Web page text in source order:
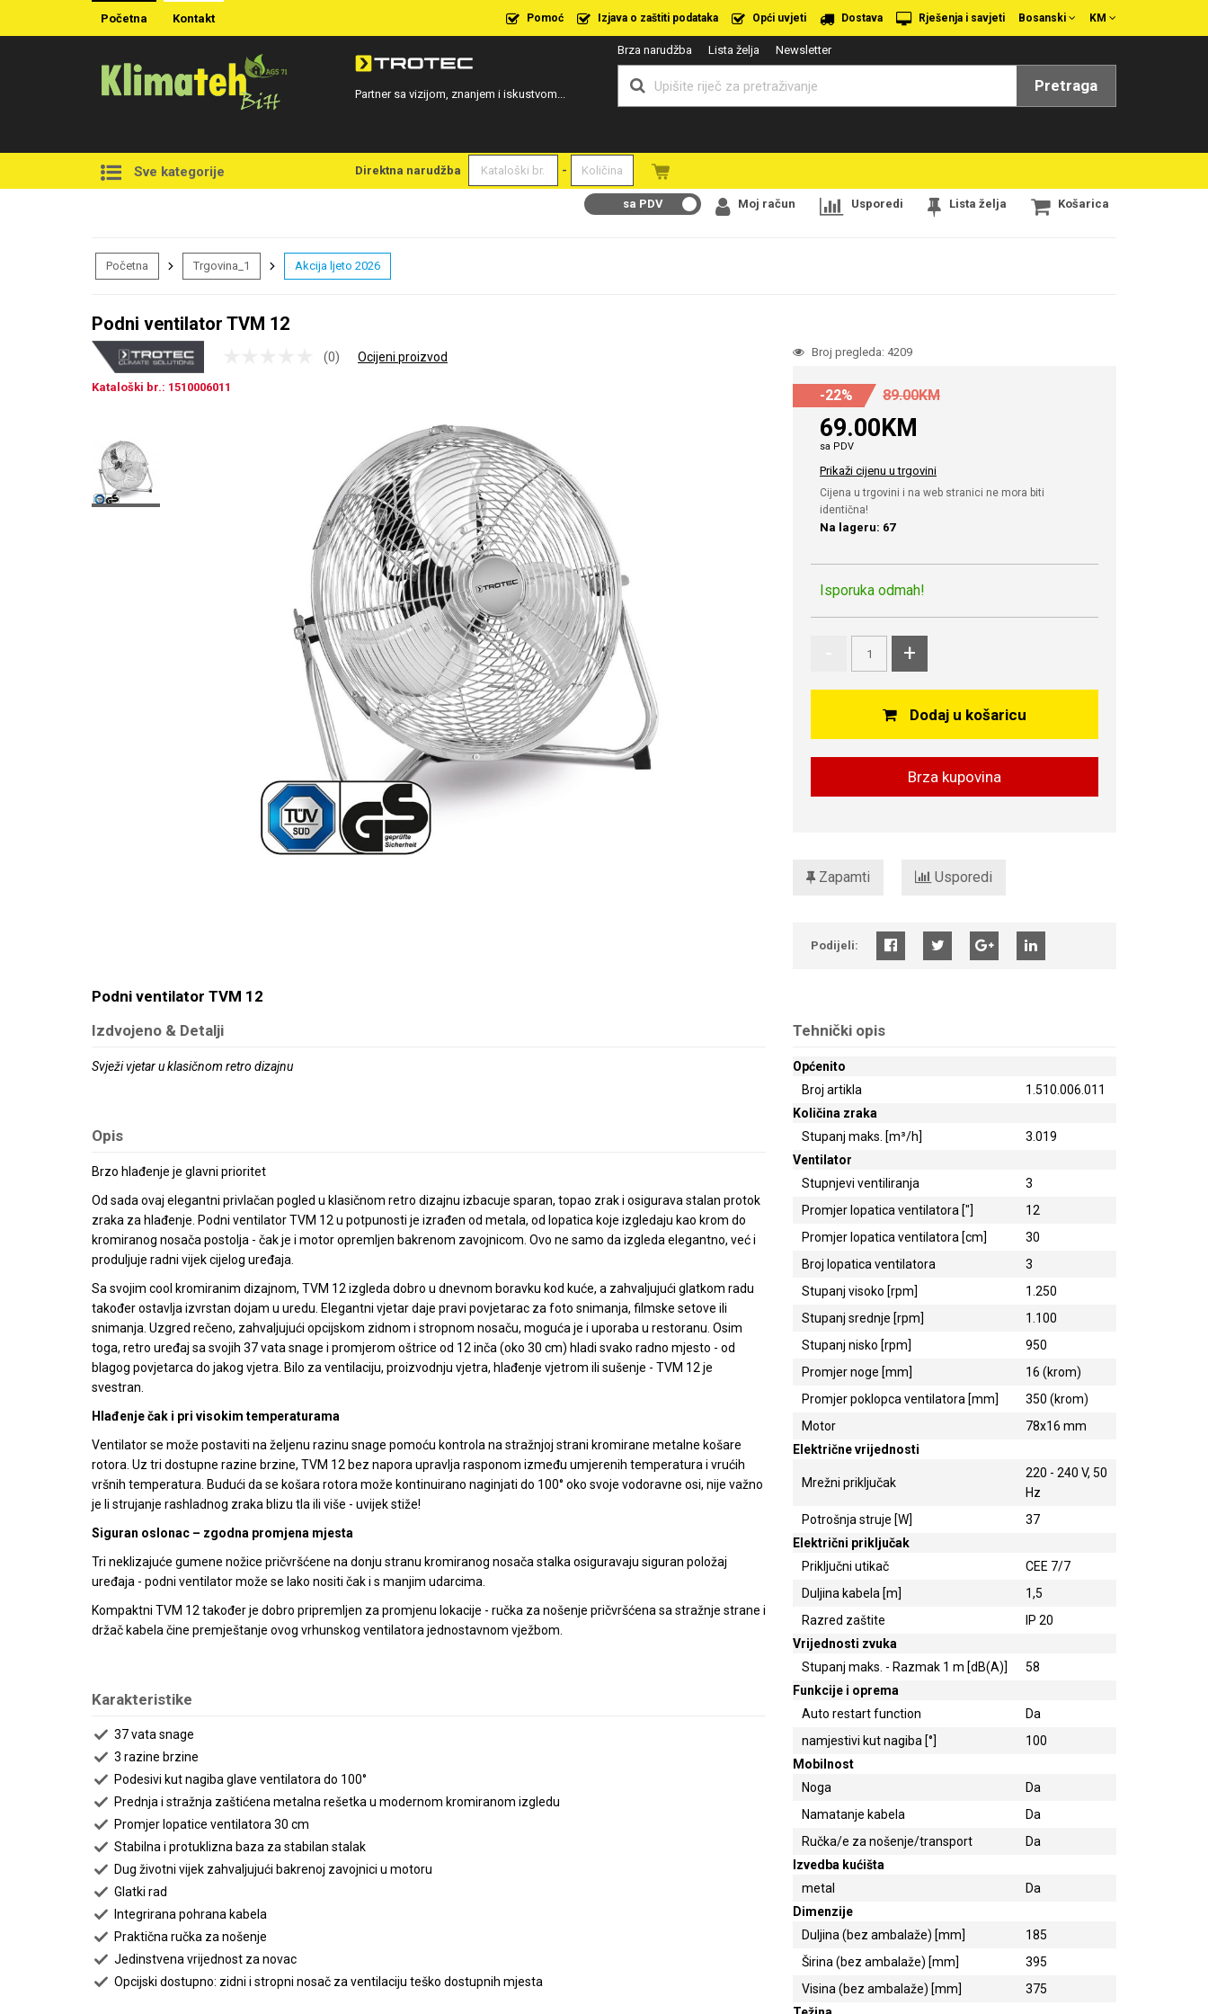
Početna Kontakt KM
Bosanski
Pomoć Izjava o zaštiti podataka Opći uvjeti Dostava Rješenja i savjeti
Partner sa vizijom, znanjem i iskustvom...
Brza narudžba Lista želja Newsletter
Pretraga
Sve kategorije Direktna narudžba -
sa PDV Moj račun Usporedi Lista želja Košarica
Početna Trgovina_1 Akcija ljeto 2026
Podni ventilator TVM 12
(0) Ocijeni proizvod
Kataloški br.: 1510006011
Broj pregleda: 4209
-22% 89.00KM
69.00KM
sa PDV
Prikaži cijenu u trgovini
Cijena u trgovini i na web stranici ne mora biti
identična!
Na lageru: 67
Isporuka odmah!
+
Dodaj u košaricu
Brza kupovina
Zapamti Usporedi
Podijeli:
Podni ventilator TVM 12
Izdvojeno & Detalji
Svježi vjetar u klasičnom retro dizajnu
Opis
Brzo hlađenje je glavni prioritet
Od sada ovaj elegantni privlačan pogled u klasičnom retro dizajnu izbacuje sparan, topao zrak i osigurava stalan protok
zraka za hlađenje. Podni ventilator TVM 12 u potpunosti je izrađen od metala, od lopatica koje izgledaju kao krom do
kromiranog nosača postolja - čak je i motor opremljen bakrenom zavojnicom. Ovo ne samo da izgleda elegantno, već i
produljuje radni vijek cijelog uređaja.
Sa svojim cool kromiranim dizajnom, TVM 12 izgleda dobro u dnevnom boravku kod kuće, a zahvaljujući glatkom radu
također ostavlja izvrstan dojam u uredu. Elegantni vjetar daje pravi povjetarac za foto snimanja, filmske setove ili
snimanja. Uzgred rečeno, zahvaljujući opcijskom zidnom i stropnom nosaču, moguća je i uporaba u restoranu. Osim
toga, retro uređaj sa svojih 37 vata snage i promjerom oštrice od 12 inča (oko 30 cm) hladi svako radno mjesto - od
blagog povjetarca do jakog vjetra. Bilo za ventilaciju, proizvodnju vjetra, hlađenje vjetrom ili sušenje - TVM 12 je
svestran.
Hlađenje čak i pri visokim temperaturama
Ventilator se može postaviti na željenu razinu snage pomoću kontrola na stražnjoj strani kromirane metalne košare
rotora. Uz tri dostupne razine brzine, TVM 12 bez napora upravlja rasponom između umjerenih temperatura i vrućih
vršnih temperatura. Budući da se košara rotora može kontinuirano naginjati do 100° oko svoje vodoravne osi, nije važno
je li strujanje rashladnog zraka blizu tla ili više - uvijek stiže!
Siguran oslonac – zgodna promjena mjesta
Tri neklizajuće gumene nožice pričvršćene na donju stranu kromiranog nosača stalka osiguravaju siguran položaj
uređaja - podni ventilator može se lako nositi čak i s manjim udarcima.
Kompaktni TVM 12 također je dobro pripremljen za promjenu lokacije - ručka za nošenje pričvršćena sa stražnje strane i
držač kabela čine premještanje ovog vrhunskog ventilatora jednostavnom vježbom.
Karakteristike
37 vata snage
3 razine brzine
Podesivi kut nagiba glave ventilatora do 100°
Prednja i stražnja zaštićena metalna rešetka u modernom kromiranom izgledu
Promjer lopatice ventilatora 30 cm
Stabilna i protuklizna baza za stabilan stalak
Dug životni vijek zahvaljujući bakrenoj zavojnici u motoru
Glatki rad
Integrirana pohrana kabela
Praktična ručka za nošenje
Jedinstvena vrijednost za novac
Opcijski dostupno: zidni i stropni nosač za ventilaciju teško dostupnih mjesta
Tehnički opis
Općenito
Broj artikla
1.510.006.011
Količina zraka
Stupanj maks. [m³/h]
3.019
Ventilator
Stupnjevi ventiliranja
3
Promjer lopatica ventilatora ["]
12
Promjer lopatica ventilatora [cm]
30
Broj lopatica ventilatora
3
Stupanj visoko [rpm]
1.250
Stupanj srednje [rpm]
1.100
Stupanj nisko [rpm]
950
Promjer noge [mm]
16 (krom)
Promjer poklopca ventilatora [mm]
350 (krom)
Motor
78x16 mm
Električne vrijednosti
Mrežni priključak
220 - 240 V, 50
Hz
Potrošnja struje [W]
37
Električni priključak
Priključni utikač
CEE 7/7
Duljina kabela [m]
1,5
Razred zaštite
IP 20
Vrijednosti zvuka
Stupanj maks. - Razmak 1 m [dB(A)]
58
Funkcije i oprema
Auto restart function
Da
namjestivi kut nagiba [°]
100
Mobilnost
Noga
Da
Namatanje kabela
Da
Ručka/e za nošenje/transport
Da
Izvedba kućišta
metal
Da
Dimenzije
Duljina (bez ambalaže) [mm]
185
Širina (bez ambalaže) [mm]
395
Visina (bez ambalaže) [mm]
375